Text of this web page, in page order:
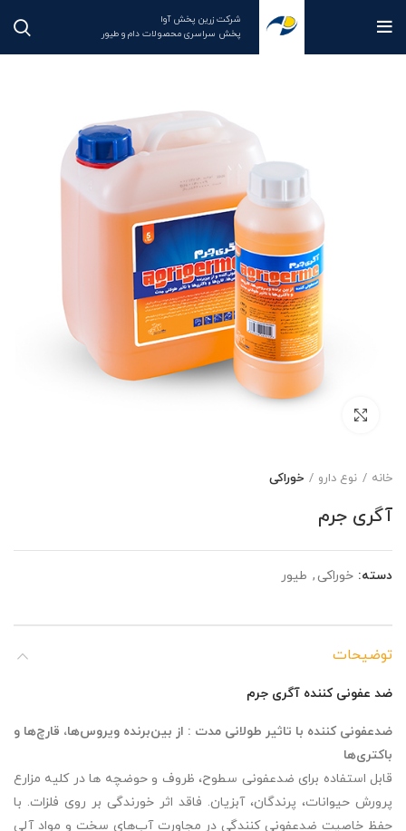
شرکت زرین پخش آوا
پخش سراسری محصولات دام و طیور
خانه نوع دارو خوراکی
آگری جرم
دسته: خوراکی , طیور
توضیحات
ضد عفونی کننده آگری جرم
ضدعفونی کننده با تاثیر طولانی مدت : از بین‌برنده ویروس‌ها، قارچ‌ها و
باکتری‌ها
قابل استفاده برای ضدعفونی سطوح، ظروف و حوضچه ها در کلیه مزارع
پرورش حیوانات، پرندگان، آبزیان. فاقد اثر خورندگی بر روی فلزات. با
حفظ خاصیت ضدعفونی کنندگی در مجاورت آب‌های سخت و مواد آلی